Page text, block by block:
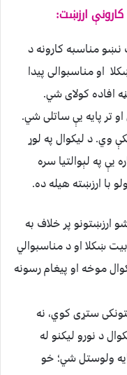
ارزښت:
مناسبه کارونه د
او مناسبوالی پیدا
افاده کولای شي.
تر پایه یې ساتلی شي.
وي. د لیکوال په لوړ
په لېوالتیا سره
با ارزښته هیله ده.
ارزښتونو پر خلاف به
ښکلا او د مناسبوالي
موخه او پیغام رسونه
ستړی کوي، نه
د نورو لیکنو له
ولوستل شي؛ خو